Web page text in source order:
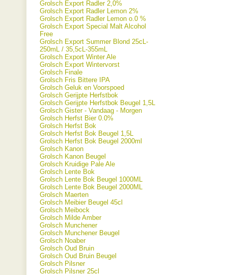
Grolsch Export Radler 2,0%
Grolsch Export Radler Lemon 2%
Grolsch Export Radler Lemon o.0 %
Grolsch Export Special Malt Alcohol
Free
Grolsch Export Summer Blond 25cL-
250mL / 35,5cL-355mL
Grolsch Export Winter Ale
Grolsch Export Wintervorst
Grolsch Finale
Grolsch Fris Bittere IPA
Grolsch Geluk en Voorspoed
Grolsch Gerijpte Herfstbok
Grolsch Gerijpte Herfstbok Beugel 1,5L
Grolsch Gister - Vandaag - Morgen
Grolsch Herfst Bier 0.0%
Grolsch Herfst Bok
Grolsch Herfst Bok Beugel 1,5L
Grolsch Herfst Bok Beugel 2000ml
Grolsch Kanon
Grolsch Kanon Beugel
Grolsch Kruidige Pale Ale
Grolsch Lente Bok
Grolsch Lente Bok Beugel 1000ML
Grolsch Lente Bok Beugel 2000ML
Grolsch Maerten
Grolsch Meibier Beugel 45cl
Grolsch Meibock
Grolsch Milde Amber
Grolsch Munchener
Grolsch Munchener Beugel
Grolsch Noaber
Grolsch Oud Bruin
Grolsch Oud Bruin Beugel
Grolsch Pilsner
Grolsch Pilsner 25cl